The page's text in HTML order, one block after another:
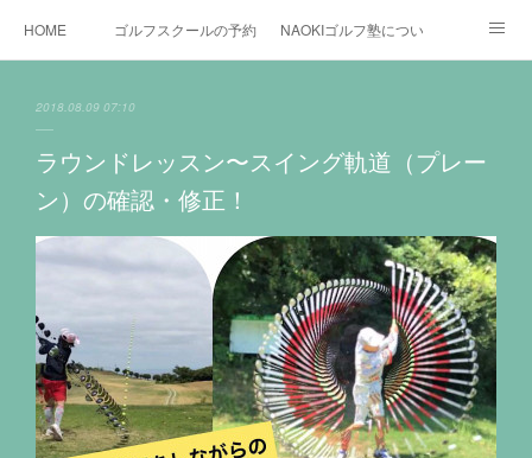
HOME ゴルフスクールの予約状況NAOKIゴルフ塾について
インスタグラム X
2018.08.09 07:10
ラウンドレッスン〜スイング軌道（プレー
ン）の確認・修正！